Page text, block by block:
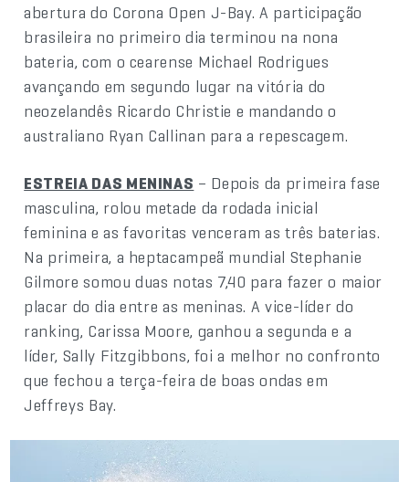
abertura do Corona Open J-Bay. A participação
brasileira no primeiro dia terminou na nona
bateria, com o cearense Michael Rodrigues
avançando em segundo lugar na vitória do
neozelandês Ricardo Christie e mandando o
australiano Ryan Callinan para a repescagem.
ESTREIA DAS MENINAS – Depois da primeira fase
masculina, rolou metade da rodada inicial
feminina e as favoritas venceram as três baterias.
Na primeira, a heptacampeã mundial Stephanie
Gilmore somou duas notas 7,40 para fazer o maior
placar do dia entre as meninas. A vice-líder do
ranking, Carissa Moore, ganhou a segunda e a
líder, Sally Fitzgibbons, foi a melhor no confronto
que fechou a terça-feira de boas ondas em
Jeffreys Bay.